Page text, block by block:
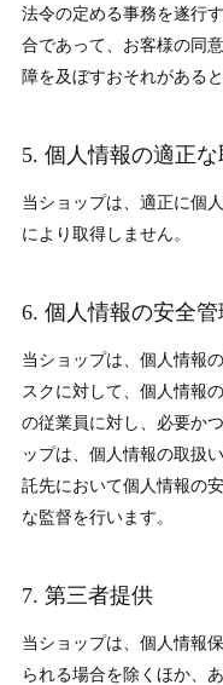
法令の定める事務を遂行
合であって、お客様の同
障を及ぼすおそれがある
5. 個人情報の適正
当ショップは、適正に個
により取得しません。
6. 個人情報の安全管
当ショップは、個人情報
スクに対して、個人情報
の従業員に対し、必要か
ップは、個人情報の取扱
託先において個人情報の
な監督を行います。
7. 第三者提供
当ショップは、個人情報
られる場合を除くほか、